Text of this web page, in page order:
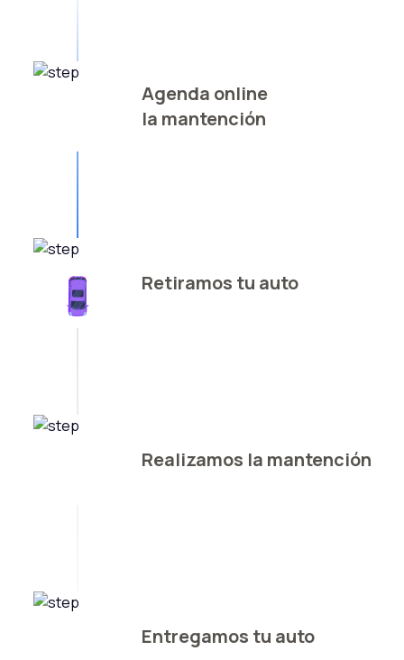
Agenda online
la mantención
Retiramos tu auto
Realizamos la mantención
Entregamos tu auto